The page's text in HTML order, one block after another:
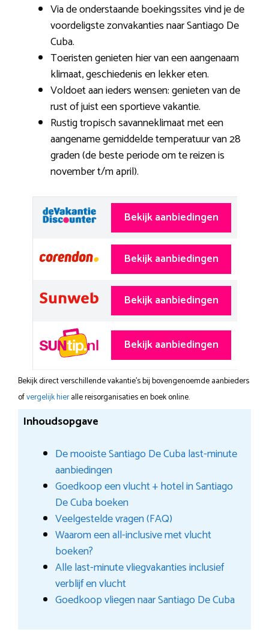
Via de onderstaande boekingssites vind je de
voordeligste zonvakanties naar Santiago De
Cuba.
Toeristen genieten hier van een aangenaam
klimaat, geschiedenis en lekker eten.
Voldoet aan ieders wensen: genieten van de
rust of juist een sportieve vakantie.
Rustig tropisch savanneklimaat met een
aangename gemiddelde temperatuur van 28
graden (de beste periode om te reizen is
november t/m april).
Bekijk aanbiedingen
Bekijk aanbiedingen
Bekijk aanbiedingen
Bekijk aanbiedingen
Bekijk direct verschillende vakantie's bij bovengenoemde aanbieders
ofvergelijk hieralle reisorganisaties en boek online.
Inhoudsopgave
De mooiste Santiago De Cuba last-minute
aanbiedingen
Goedkoop een vlucht + hotel in Santiago
De Cuba boeken
Veelgestelde vragen (FAQ)
Waarom een all-inclusive met vlucht
boeken?
Alle last-minute vliegvakanties inclusief
verblijf en vlucht
Goedkoop vliegen naar Santiago De Cuba